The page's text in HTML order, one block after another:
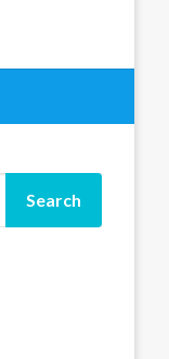
Search